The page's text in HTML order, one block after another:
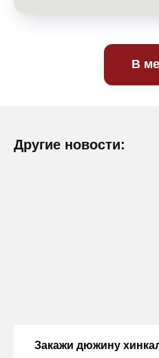
В
Другие новости:
Закажи дюжину